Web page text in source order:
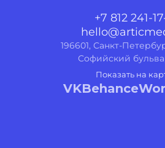
+7 812 241-
196601, Санкт-
Софийский
Показать на
VKBehance